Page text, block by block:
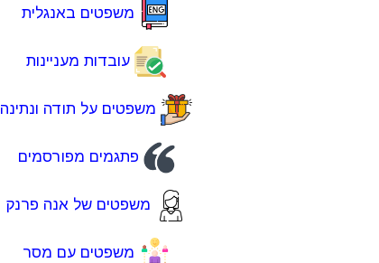
משפטים באנגלית
עובדות מעניינות
משפטים על תודה ונתינה
פתגמים מפורסמים
משפטים של אנה פרנק
משפטים עם מסר